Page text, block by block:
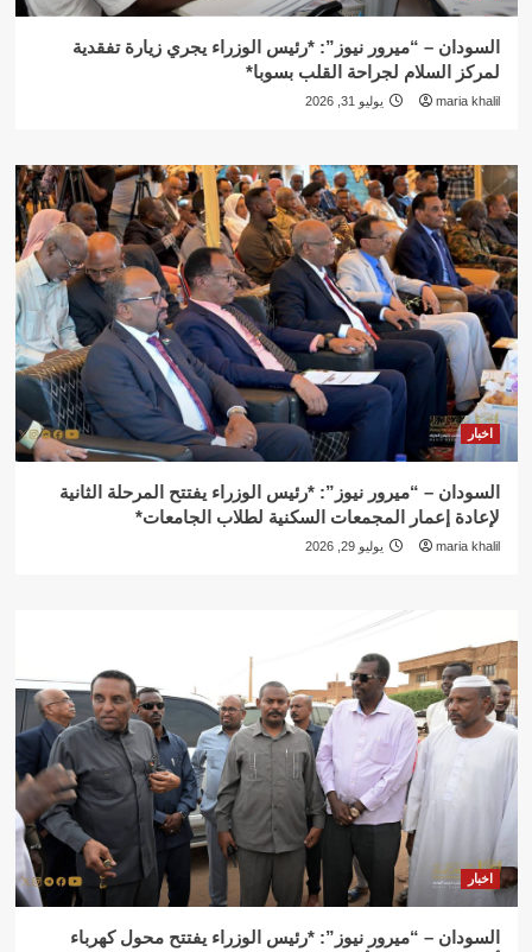
السودان – “ميرور نيوز”: *رئيس الوزراء يجري زيارة تفقدية
لمركز السلام لجراحة القلب بسوبا*
maria khalil يوليو 31, 2026
اخبار
السودان – “ميرور نيوز”: *رئيس الوزراء يفتتح المرحلة الثانية
لإعادة إعمار المجمعات السكنية لطلاب الجامعات*
maria khalil يوليو 29, 2026
اخبار
السودان – “ميرور نيوز”: *رئيس الوزراء يفتتح محول كهرباء